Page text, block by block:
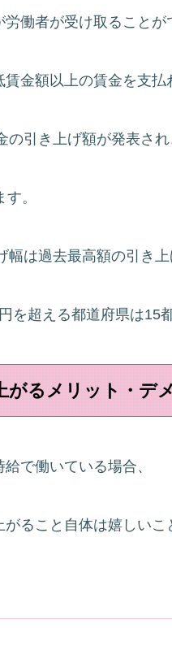
労働者が受け取ること
賃金額以上の賃金を支
の引き上げ額が発表さ
。
幅は過去最高額の引き
を超える都道府県は15
がるメリット・デ
で働いている場合、
がること自体は嬉しい